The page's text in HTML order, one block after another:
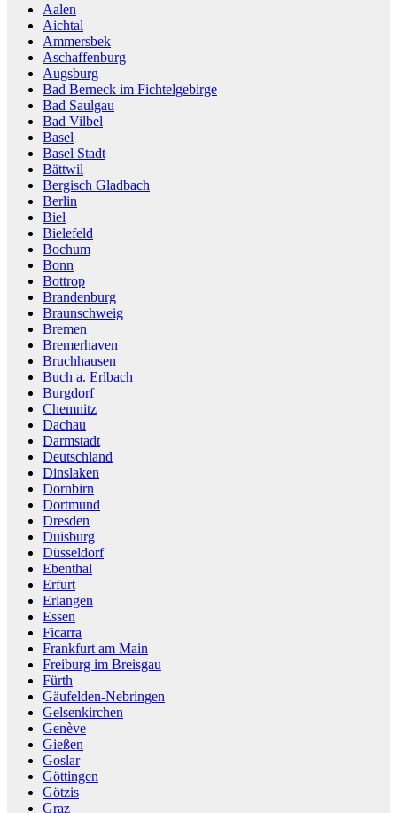
Aalen
Aichtal
Ammersbek
Aschaffenburg
Augsburg
Bad Berneck im Fichtelgebirge
Bad Saulgau
Bad Vilbel
Basel
Basel Stadt
Bättwil
Bergisch Gladbach
Berlin
Biel
Bielefeld
Bochum
Bonn
Bottrop
Brandenburg
Braunschweig
Bremen
Bremerhaven
Bruchhausen
Buch a. Erlbach
Burgdorf
Chemnitz
Dachau
Darmstadt
Deutschland
Dinslaken
Dornbirn
Dortmund
Dresden
Duisburg
Düsseldorf
Ebenthal
Erfurt
Erlangen
Essen
Ficarra
Frankfurt am Main
Freiburg im Breisgau
Fürth
Gäufelden-Nebringen
Gelsenkirchen
Genève
Gießen
Goslar
Göttingen
Götzis
Graz